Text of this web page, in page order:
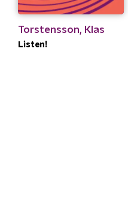
Torstensson, Klas
Listen!